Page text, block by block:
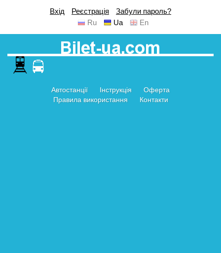
Вхід Реєстрація
Забули пароль?
Ru
Ua En
Автостанції Інструкція
Оферта
Правила використання
Контакти